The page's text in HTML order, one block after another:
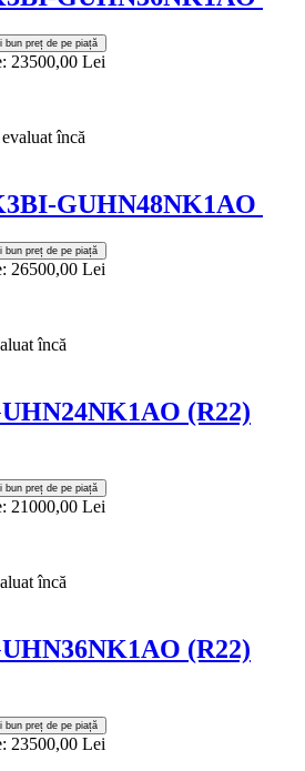
bun preț de pe piață
23500,00 Lei
încă
GUHN48NK1AO
bun preț de pe piață
26500,00 Lei
încă
(R22)
bun preț de pe piață
21000,00 Lei
încă
(R22)
bun preț de pe piață
23500,00 Lei